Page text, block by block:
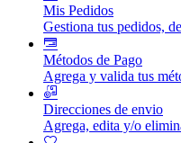
Mis Pedidos
Gestiona tus pedidos,
Métodos de Pago
Agrega y valida tus
Direcciones de envio
Agrega, edita y/o